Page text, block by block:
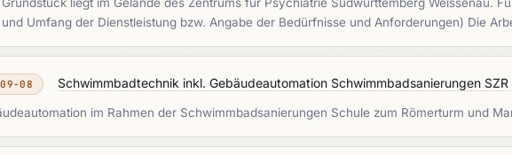
Umfang der Dienstleistung bzw. Angabe der Bedürfnisse und Anforderungen) Die
08 Schwimmbadtechnik inkl. Gebäudeautomation Schwimmbadsanierungen
im Rahmen der Schwimmbadsanierungen Schule zum Römerturm und